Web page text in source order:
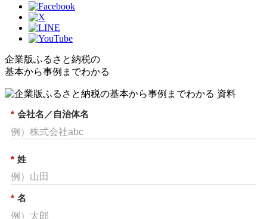
企業版ふるさと納税の
基本から事例までわかる
* 会社名／自治体名
* 姓
* 名